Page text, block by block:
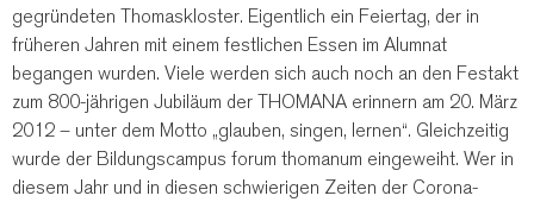
gegründeten Thomaskloster. Eigentlich ein Feiertag, der in
früheren Jahren mit einem festlichen Essen im Alumnat
begangen wurden. Viele werden sich auch noch an den Festakt
zum 800-jährigen Jubiläum der THOMANA erinnern am 20. März
2012 – unter dem Motto „glauben, singen, lernen“. Gleichzeitig
wurde der Bildungscampus forum thomanum eingeweiht. Wer in
diesem Jahr und in diesen schwierigen Zeiten der Corona-